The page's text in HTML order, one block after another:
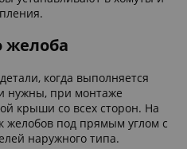
желоба
когда выполняется
нужны, при монтаже
крыши со всех сторон. На
желобов под прямым углом с
наружного типа.